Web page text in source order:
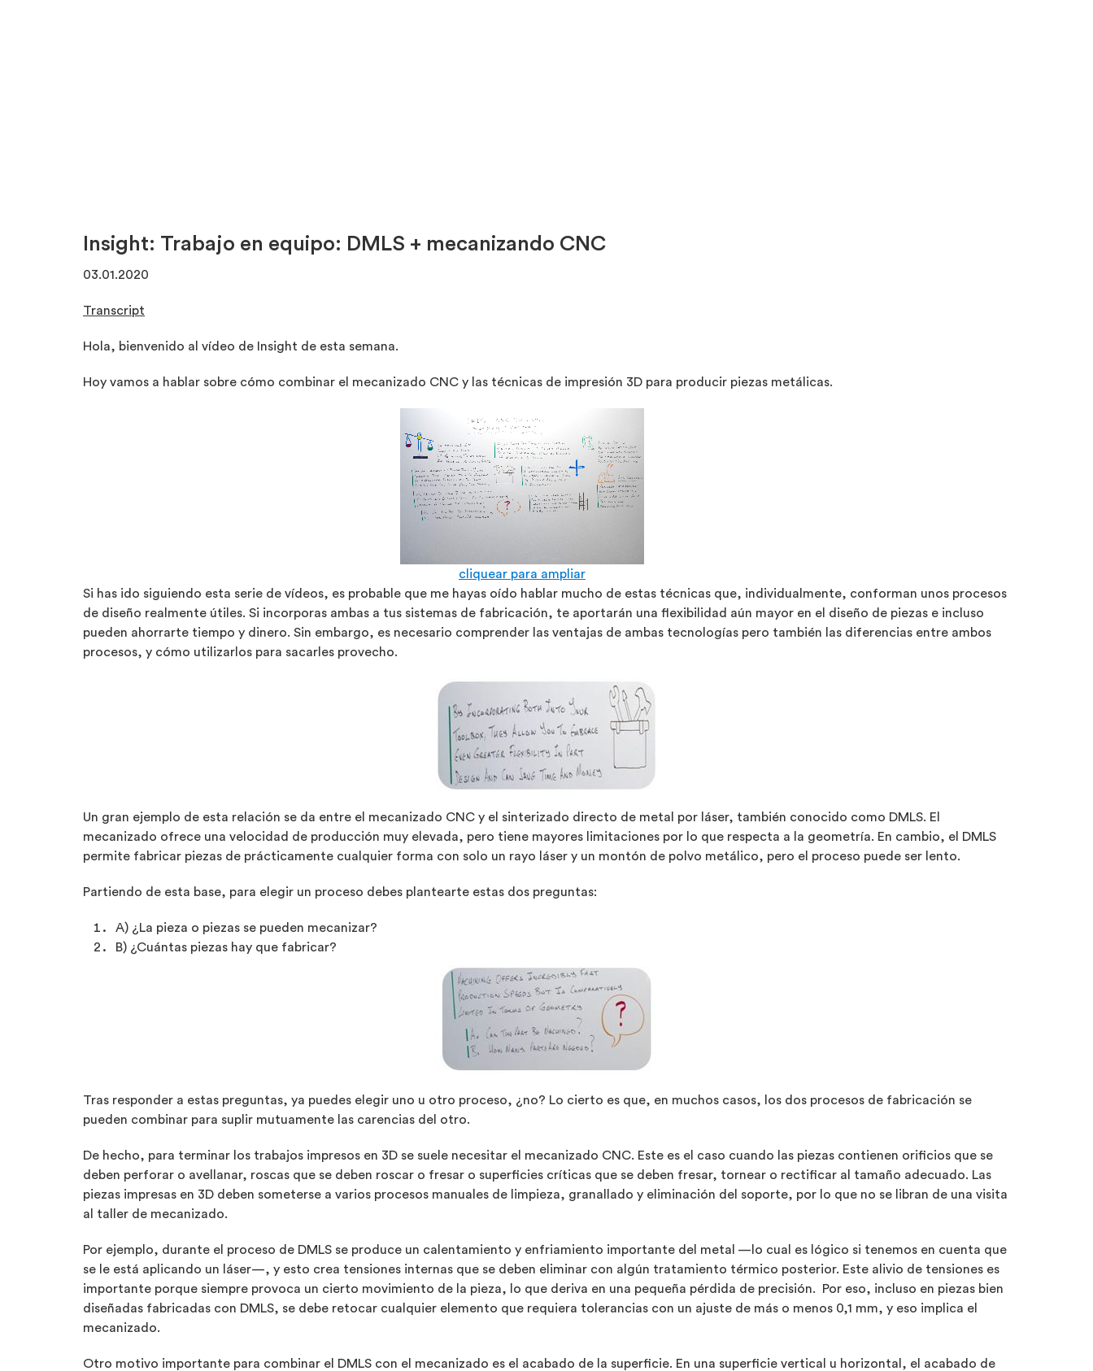
Insight: Trabajo en equipo: DMLS + mecanizando CNC
03.01.2020
Transcript
Hola, bienvenido al vídeo de Insight de esta semana.
Hoy vamos a hablar sobre cómo combinar el mecanizado CNC y las técnicas de impresión 3D para producir piezas metálicas.
cliquear para ampliar
Si has ido siguiendo esta serie de vídeos, es probable que me hayas oído hablar mucho de estas técnicas que, individualmente, conforman unos procesos
de diseño realmente útiles. Si incorporas ambas a tus sistemas de fabricación, te aportarán una flexibilidad aún mayor en el diseño de piezas e incluso
pueden ahorrarte tiempo y dinero. Sin embargo, es necesario comprender las ventajas de ambas tecnologías pero también las diferencias entre ambos
procesos, y cómo utilizarlos para sacarles provecho.
Un gran ejemplo de esta relación se da entre el mecanizado CNC y el sinterizado directo de metal por láser, también conocido como DMLS. El
mecanizado ofrece una velocidad de producción muy elevada, pero tiene mayores limitaciones por lo que respecta a la geometría. En cambio, el DMLS
permite fabricar piezas de prácticamente cualquier forma con solo un rayo láser y un montón de polvo metálico, pero el proceso puede ser lento.
Partiendo de esta base, para elegir un proceso debes plantearte estas dos preguntas:
A) ¿La pieza o piezas se pueden mecanizar?
B) ¿Cuántas piezas hay que fabricar?
Tras responder a estas preguntas, ya puedes elegir uno u otro proceso, ¿no? Lo cierto es que, en muchos casos, los dos procesos de fabricación se
pueden combinar para suplir mutuamente las carencias del otro.
De hecho, para terminar los trabajos impresos en 3D se suele necesitar el mecanizado CNC. Este es el caso cuando las piezas contienen orificios que se
deben perforar o avellanar, roscas que se deben roscar o fresar o superficies críticas que se deben fresar, tornear o rectificar al tamaño adecuado. Las
piezas impresas en 3D deben someterse a varios procesos manuales de limpieza, granallado y eliminación del soporte, por lo que no se libran de una visita
al taller de mecanizado.
Por ejemplo, durante el proceso de DMLS se produce un calentamiento y enfriamiento importante del metal —lo cual es lógico si tenemos en cuenta que
se le está aplicando un láser—, y esto crea tensiones internas que se deben eliminar con algún tratamiento térmico posterior. Este alivio de tensiones es
importante porque siempre provoca un cierto movimiento de la pieza, lo que deriva en una pequeña pérdida de precisión. Por eso, incluso en piezas bien
diseñadas fabricadas con DMLS, se debe retocar cualquier elemento que requiera tolerancias con un ajuste de más o menos 0,1 mm, y eso implica el
mecanizado.
Otro motivo importante para combinar el DMLS con el mecanizado es el acabado de la superficie. En una superficie vertical u horizontal, el acabado de